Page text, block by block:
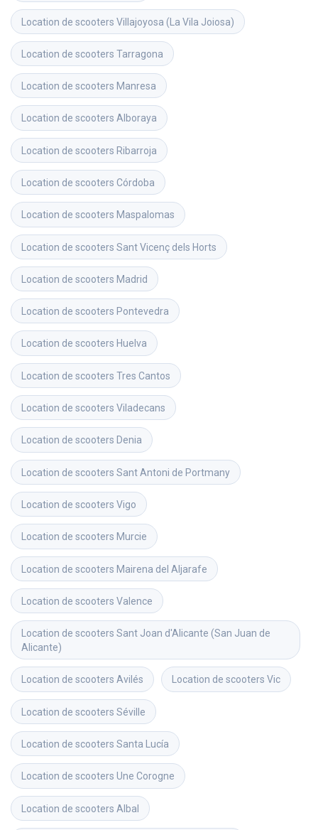
Location de scooters Villajoyosa (La Vila Joiosa)
Location de scooters Tarragona
Location de scooters Manresa
Location de scooters Alboraya
Location de scooters Ribarroja
Location de scooters Córdoba
Location de scooters Maspalomas
Location de scooters Sant Vicenç dels Horts
Location de scooters Madrid
Location de scooters Pontevedra
Location de scooters Huelva
Location de scooters Tres Cantos
Location de scooters Viladecans
Location de scooters Denia
Location de scooters Sant Antoni de Portmany
Location de scooters Vigo
Location de scooters Murcie
Location de scooters Mairena del Aljarafe
Location de scooters Valence
Location de scooters Sant Joan d'Alicante (San Juan de
Alicante)
Location de scooters Avilés Location de scooters Vic
Location de scooters Séville
Location de scooters Santa Lucía
Location de scooters Une Corogne
Location de scooters Albal